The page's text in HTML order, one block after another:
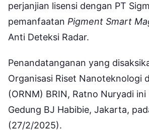
perjanjian lisensi dengan PT
pemanfaatan Pigment Smart
Anti Deteksi Radar.
Penandatanganan yang
Organisasi Riset Nanoteknologi
(ORNM) BRIN, Ratno Nuryadi
Gedung BJ Habibie, Jakarta,
(27/2/2025).